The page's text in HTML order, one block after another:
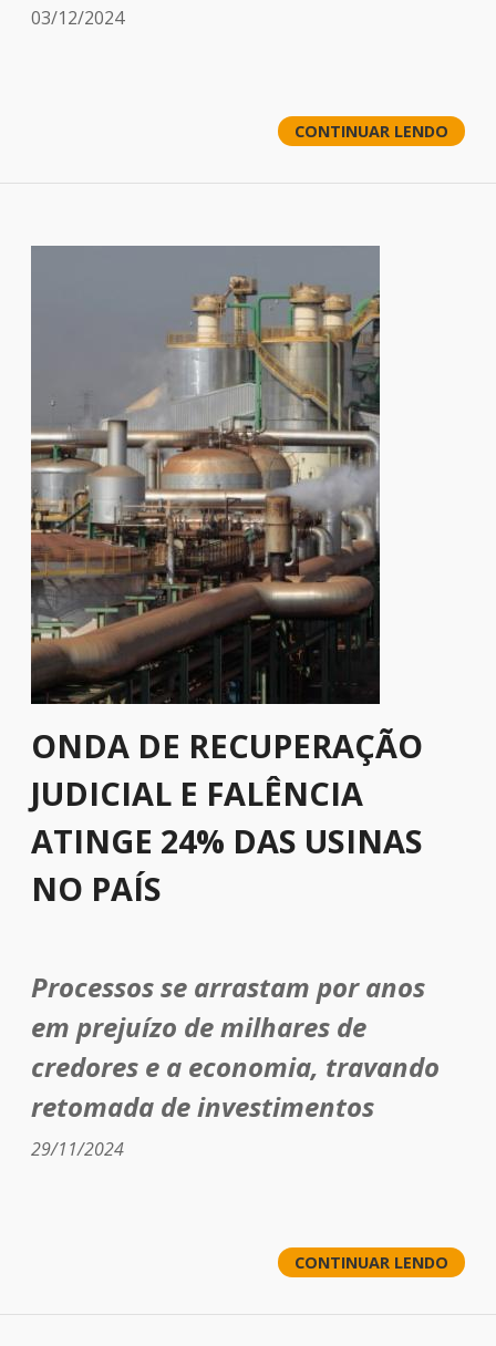
03/12/2024
CONTINUAR LENDO
ONDA DE RECUPERAÇÃO
JUDICIAL E FALÊNCIA
ATINGE 24% DAS USINAS
NO PAÍS
Processos se arrastam por anos
em prejuízo de milhares de
credores e a economia, travando
retomada de investimentos
29/11/2024
CONTINUAR LENDO